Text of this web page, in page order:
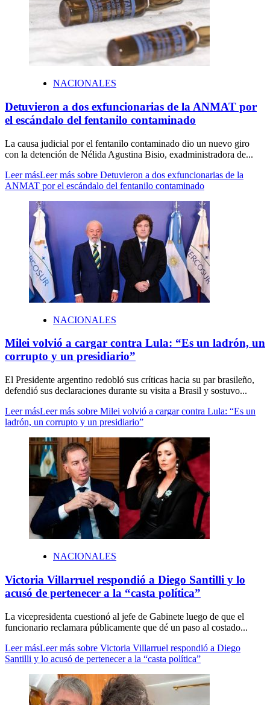
NACIONALES
Detuvieron a dos exfuncionarias de la ANMAT por
el escándalo del fentanilo contaminado
La causa judicial por el fentanilo contaminado dio un nuevo giro
con la detención de Nélida Agustina Bisio, exadministradora de...
Leer másLeer más sobre Detuvieron a dos exfuncionarias de la
ANMAT por el escándalo del fentanilo contaminado
NACIONALES
Milei volvió a cargar contra Lula: “Es un ladrón, un
corrupto y un presidiario”
El Presidente argentino redobló sus críticas hacia su par brasileño,
defendió sus declaraciones durante su visita a Brasil y sostuvo...
Leer másLeer más sobre Milei volvió a cargar contra Lula: “Es un
ladrón, un corrupto y un presidiario”
NACIONALES
Victoria Villarruel respondió a Diego Santilli y lo
acusó de pertenecer a la “casta política”
La vicepresidenta cuestionó al jefe de Gabinete luego de que el
funcionario reclamara públicamente que dé un paso al costado...
Leer másLeer más sobre Victoria Villarruel respondió a Diego
Santilli y lo acusó de pertenecer a la “casta política”